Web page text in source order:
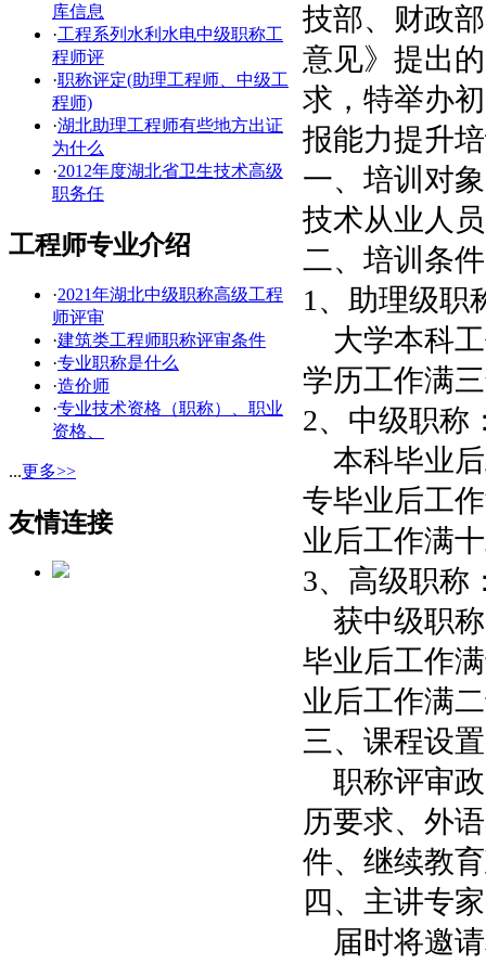
库信息
·工程系列水利水电中级职称工
程师评
·职称评定(助理工程师、中级工
程师)
·湖北助理工程师有些地方出证
为什么
·2012年度湖北省卫生技术高级
职务任
工程师专业介绍
·2021年湖北中级职称高级工程
师评审
·建筑类工程师职称评审条件
·专业职称是什么
·造价师
·专业技术资格（职称）、职业
资格、
...更多>>
友情连接
技部、财政
意见》提出
求，特举办
报能力提升
一、培训对
技术从业人
二、培训条
1、助理级职
大学本科工
学历工作满
2、中级职称
本科毕业后
专毕业后工
业后工作满
3、高级职称
获中级职称
毕业后工作
业后工作满
三、课程设置
职称评审政
历要求、外
件、继续教
四、主讲专家
届时将邀请